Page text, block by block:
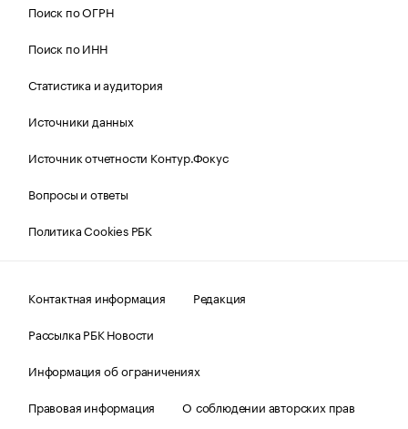
Поиск по ОГРН
Поиск по ИНН
Статистика и аудитория
Источники данных
Источник отчетности Контур.Фокус
Вопросы и ответы
Политика Cookies РБК
Контактная информация
Редакция
Рассылка РБК Новости
Информация об ограничениях
Правовая информация
О соблюдении авторских прав